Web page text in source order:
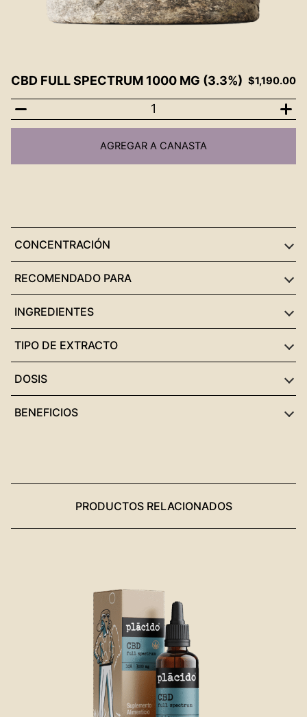
CBD FULL SPECTRUM 1000 MG (3.3%) $1,190.00
CBD
cantidad
AGREGAR A CANASTA
CONCENTRACIÓN
RECOMENDADO PARA
INGREDIENTES
TIPO DE EXTRACTO
DOSIS
BENEFICIOS
PRODUCTOS RELACIONADOS